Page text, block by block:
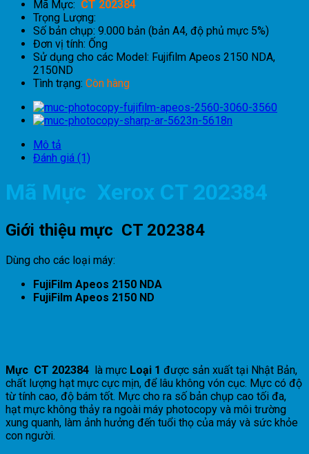
Mã Mực: CT 202384
Trọng Lượng:
Số bản chụp: 9.000 bản (bản A4, độ phủ mực 5%)
Đơn vị tính: Ống
Sử dụng cho các Model: Fujifilm Apeos 2150 NDA,
2150ND
Tình trạng: Còn hàng
Mô tả
Đánh giá (1)
Mã Mực Xerox CT 202384
Giới thiệu mực CT 202384
Dùng cho các loại máy:
FujiFilm Apeos 2150 NDA
FujiFilm Apeos 2150 ND
Mực CT 202384 là mực Loại 1 được sản xuất tại Nhật Bản,
chất lượng hạt mực cực mịn, để lâu không vón cục. Mực có độ
từ tính cao, độ bám tốt. Mực cho ra số bản chụp cao tối đa,
hạt mực không thảy ra ngoài máy photocopy và môi trường
xung quanh, làm ảnh hưởng đến tuổi thọ của máy và sức khỏe
con người.